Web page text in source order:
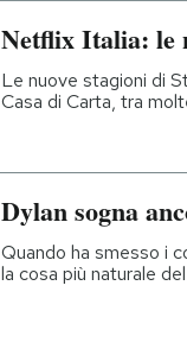
Netflix Italia: le
Le nuove stagioni di
Casa di Carta, tra
Dylan sogna
Quando ha smesso i
la cosa più naturale